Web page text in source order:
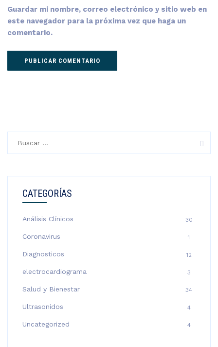
Guardar mi nombre, correo electrónico y sitio web en
este navegador para la próxima vez que haga un
comentario.
CATEGORÍAS
Análisis Clínicos 30
Coronavirus 1
Diagnosticos 12
electrocardiograma 3
Salud y Bienestar 34
Ultrasonidos 4
Uncategorized 4